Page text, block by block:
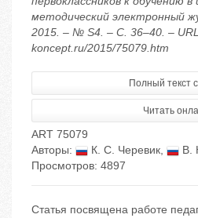
методический электронный
2015. – № S4. – С. 36–40. –
koncept.ru/2015/75079.htm
Полный текст
Читать
ART 75079
Авторы:
К. С. Черевик,
В.
Просмотров: 4897
Статья посвящена работе